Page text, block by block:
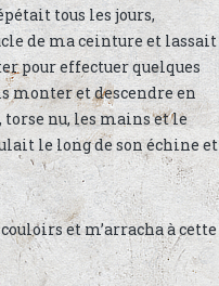
tous les jours,
de ma ceinture et lassait
pour effectuer quelques
monter et descendre en
nu, les mains et le
le long de son échine et
et m’arracha à cette